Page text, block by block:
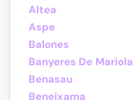
Altea
Aspe
Balones
Banyeres De Mariola
Benasau
Beneixama